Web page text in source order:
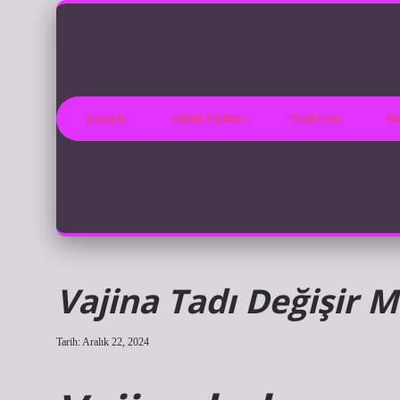
Anasayfa Gizlilik Politikası Yasal Uyarı
Vajina Tadı Değişir
Tarih: Aralık 22, 2024